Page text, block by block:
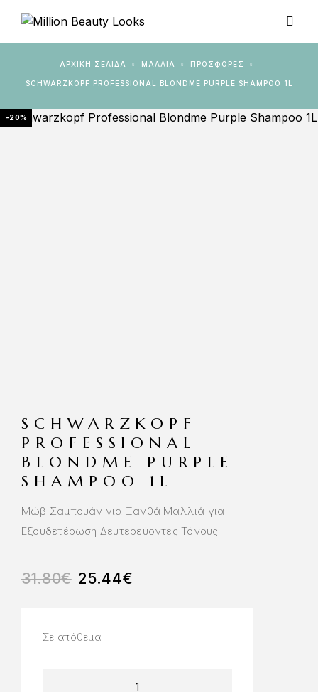
ΑΡΧΙΚΉ ΣΕΛΊΔΑ ΜΑΛΛΙΑ ΠΡΟΣΦΟΡΈΣ
SCHWARZKOPF PROFESSIONAL BLONDME PURPLE SHAMPOO 1L
-20%
SCHWARZKOPF
PROFESSIONAL
BLONDME PURPLE
SHAMPOO 1L
Μώβ Σαμπουάν για Ξανθά Μαλλιά για
Εξουδετέρωση Δευτερεύοντες Τόνους
31.80€ 25.44€
Σε απόθεμα